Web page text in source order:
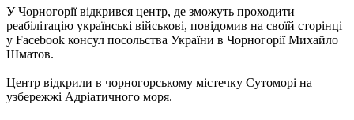
У Чорногорії відкрився центр, де зможуть проходити
реабілітацію українські військові, повідомив на своїй сторінці
у Facebook консул посольства України в Чорногорії Михайло
Шматов.
Центр відкрили в чорногорському містечку Сутоморі на
узбережжі Адріатичного моря.